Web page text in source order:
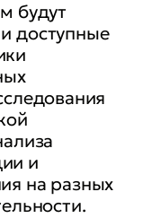
будут
доступные
и
на разных